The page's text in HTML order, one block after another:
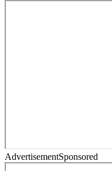
AdvertisementSponsored